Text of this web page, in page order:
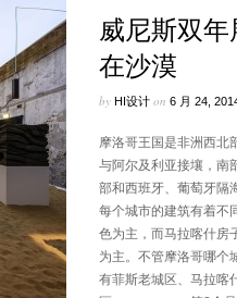
威尼斯双
在沙漠
by HI设计on 6 月 24,
摩洛哥王国是非洲西北
与阿尔及利亚接壤，南
部和西班牙、葡萄牙隔
每个城市的建筑有着不
色为主，而马拉喀什房
为主。不管摩洛哥哪个
有菲斯老城区、马拉喀